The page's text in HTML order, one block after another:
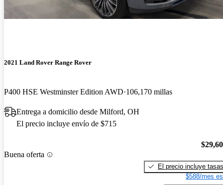
2021 Land Rover Range Rover
P400 HSE Westminster Edition AWD 106,170 millas
Entrega a domicilio desde Milford, OH
El precio incluye envío de $715
Buena oferta
El precio incluye tasas
$588/mes